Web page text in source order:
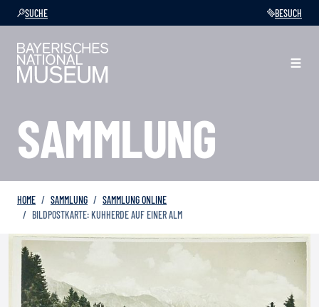
SUCHE BESUCH
SAMMLUNG
HOME SAMMLUNG
SAMMLUNG ONLINE
BILDPOSTKARTE: KUHHERDE AUF EINER ALM